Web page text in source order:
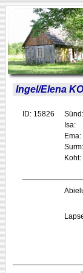
Ingel/Elena
ID: 15826 Sünd:
Isa:
Ema:
Surm:
Koht: